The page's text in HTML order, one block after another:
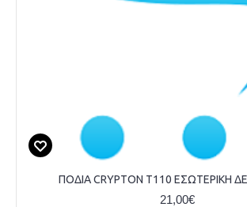
ΠΟΔΙΑ CRYPTON T110 ΕΣΩΤΕΡΙΚΗ
21,00€